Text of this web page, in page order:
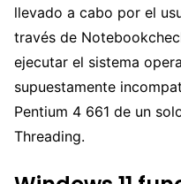
llevado a cabo por el
través de
ejecutar el sistema
supuestamente
Pentium 4 661 de un
Threading.